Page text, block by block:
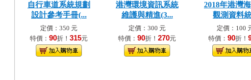
自行車道系統規劃
設計參考手冊(...
定價：350 元
特價： 90折！ 315元
港灣環境資訊系統
維護與精進(3...
定價：300 元
特價： 90折！ 270元
2018年港灣
觀測資料
定價：100
特價： 90折！